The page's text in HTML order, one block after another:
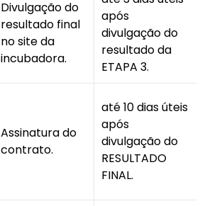
Divulgação do
resultado final
no site da
incubadora.
após
divulgação do
resultado da
ETAPA 3.
Assinatura do
contrato.
até 10 dias úteis
após
divulgação do
RESULTADO
FINAL.